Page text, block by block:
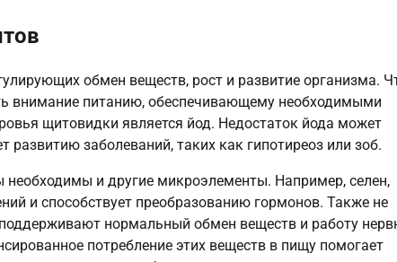
обмен веществ, рост и развитие организма.
внимание питанию, обеспечивающему необходимыми
щитовидки является йод. Недостаток йода может
развитию заболеваний, таких как гипотиреоз или зоб.
и другие микроэлементы. Например, селен,
и способствует преобразованию гормонов. Также не
нормальный обмен веществ и работу
потребление этих веществ в пищу помогает